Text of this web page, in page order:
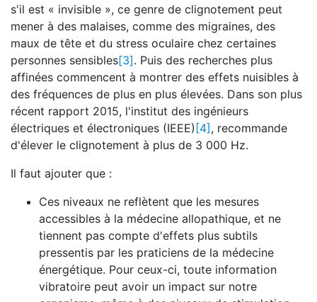
s'il est « invisible », ce genre de clignotement peut
mener à des malaises, comme des migraines, des
maux de tête et du stress oculaire chez certaines
personnes sensibles[3]. Puis des recherches plus
affinées commencent à montrer des effets nuisibles à
des fréquences de plus en plus élevées. Dans son plus
récent rapport 2015, l'institut des ingénieurs
électriques et électroniques (IEEE) [4] , recommande
d'élever le clignotement à plus de 3 000 Hz.
Il faut ajouter que :
Ces niveaux ne reflètent que les mesures
accessibles à la médecine allopathique, et ne
tiennent pas compte d'effets plus subtils
pressentis par les praticiens de la médecine
énergétique. Pour ceux-ci, toute information
vibratoire peut avoir un impact sur notre